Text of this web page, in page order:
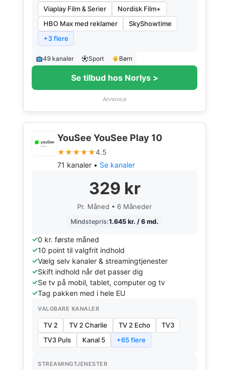
Viaplay Film & Serier
Nordisk Film+
HBO Max med reklamer
SkyShowtime
+3 flere
49 kanaler Sport Børn
Se tilbud hos Norlys >
Annonce
YouSee YouSee Play 10
★★★★★4.5
71 kanaler • Se kanaler
329 kr
Pr. Måned • 6 Måneder
Mindstepris:1.645 kr. / 6 md.
0 kr. første måned
10 point til valgfrit indhold
Vælg selv kanaler & streamingtjenester
Skift indhold når det passer dig
Se tv på mobil, tablet, computer og tv
Tag pakken med i hele EU
VALGBARE KANALER
TV 2 TV 2 Charlie TV 2 Echo
TV3
TV3 Puls
Kanal 5 +65 flere
STREAMINGTJENESTER